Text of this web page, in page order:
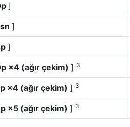
]
]
]
×4 (ağır çekim) ] 3
×4 (ağır çekim) ] 3
×5 (ağır çekim) ] 3